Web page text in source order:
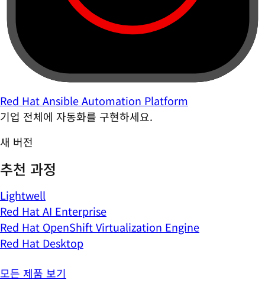
Red Hat Ansible Automation Platform
기업 전체에 자동화를 구현하세요.
새 버전
추천 과정
Lightwell
Red Hat AI Enterprise
Red Hat OpenShift Virtualization Engine
Red Hat Desktop
모든 제품 보기